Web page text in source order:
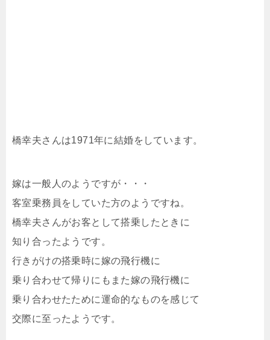
橋幸夫さんは1971年に結婚をしています。
嫁は一般人のようですが・・・
客室乗務員をしていた方のようですね。
橋幸夫さんがお客として搭乗したときに
知り合ったようです。
行きがけの搭乗時に嫁の飛行機に
乗り合わせて帰りにもまた嫁の飛行機に
乗り合わせたために運命的なものを感じて
交際に至ったようです。